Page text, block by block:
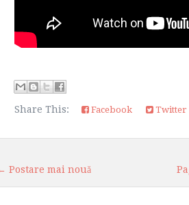
Share This: Facebook Twitter
Postare mai nouă